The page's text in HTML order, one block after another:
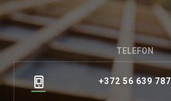
TELEFON
+372 56 639 787